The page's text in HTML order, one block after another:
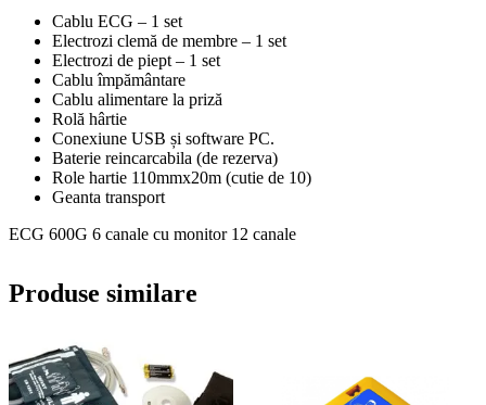
Cablu ECG – 1 set
Electrozi clemă de membre – 1 set
Electrozi de piept – 1 set
Cablu împământare
Cablu alimentare la priză
Rolă hârtie
Conexiune USB și software PC.
Baterie reincarcabila (de rezerva)
Role hartie 110mmx20m (cutie de 10)
Geanta transport
ECG 600G 6 canale cu monitor 12 canale
Produse similare